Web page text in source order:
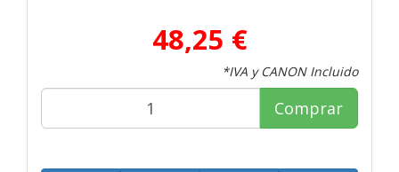
48,25 €
*IVA y CANON Incluido
Comprar